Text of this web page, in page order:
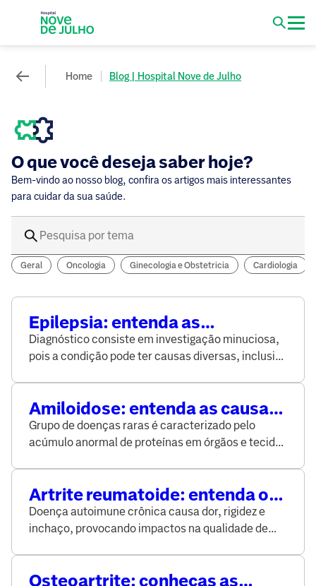
Home Blog | Hospital Nove de Julho
O que você deseja saber hoje?
Bem-vindo ao nosso blog, confira os artigos mais interessantes
para cuidar da sua saúde.
Geral Oncologia Ginecologia e Obstetricia Cardiologia
Epilepsia: entenda as
características da condição
neurológica
Diagnóstico consiste em investigação minuciosa,
pois a condição pode ter causas diversas, inclusive
Amiloidose: entenda as causas
e sintomas
Grupo de doenças raras é caracterizado pelo
acúmulo anormal de proteínas em órgãos e tecidos
Artrite reumatoide: entenda o
problema que afeta as
articulações
Doença autoimune crônica causa dor, rigidez e
inchaço, provocando impactos na qualidade de
Osteoartrite: conheças as